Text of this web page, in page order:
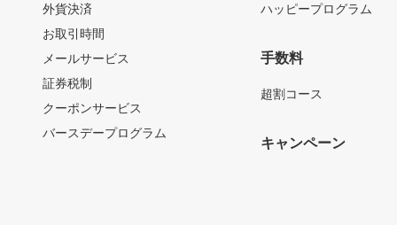
外貨決済
お取引時間
メールサービス
証券税制
クーポンサービス
バースデープログラム
ハッピープログラム
手数料
超割コース
キャンペーン